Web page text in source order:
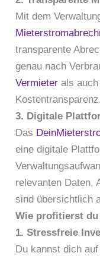
Mit dem
transparente
genau nach
Vermieter als
Kostentransparenz.
3. Digitale
Das
eine digitale
relevanten Daten,
sind übersichtlich
Wie profitierst
1. Stressfreie
Du kannst dich